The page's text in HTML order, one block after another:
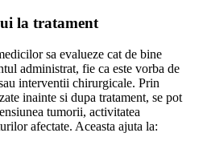
la tratament
sa evalueze cat de bine
administrat, fie ca este vorba de
interventii chirurgicale. Prin
inainte si dupa tratament, se pot
tumorii, activitatea
afectate. Aceasta ajuta la: